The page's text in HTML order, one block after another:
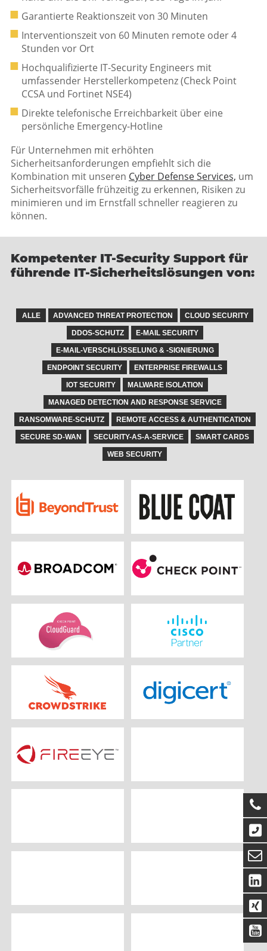
Garantierte Reaktionszeit von 30 Minuten
Interventionszeit von 60 Minuten remote oder 4
Stunden vor Ort
Hochqualifizierte IT-Security Engineers mit
umfassender Herstellerkompetenz (Check Point
CCSA und Fortinet NSE4)
Direkte telefonische Erreichbarkeit über eine
persönliche Emergency-Hotline
Für Unternehmen mit erhöhten
Sicherheitsanforderungen empfiehlt sich die
Kombination mit unseren Cyber Defense Services, um
Sicherheitsvorfälle frühzeitig zu erkennen, Risiken zu
minimieren und im Ernstfall schneller reagieren zu
können.
Kompetenter IT-Security Support für
führende IT-Sicherheitslösungen von:
ALLE ADVANCED THREAT PROTECTION CLOUD SECURITY
DDOS-SCHUTZ E-MAIL SECURITY
E-MAIL-VERSCHLÜSSELUNG & -SIGNIERUNG
ENDPOINT SECURITY ENTERPRISE FIREWALLS
IOT SECURITY MALWARE ISOLATION
MANAGED DETECTION AND RESPONSE SERVICE
RANSOMWARE-SCHUTZ REMOTE ACCESS & AUTHENTICATION
SECURE SD-WAN SECURITY-AS-A-SERVICE SMART CARDS
WEB SECURITY